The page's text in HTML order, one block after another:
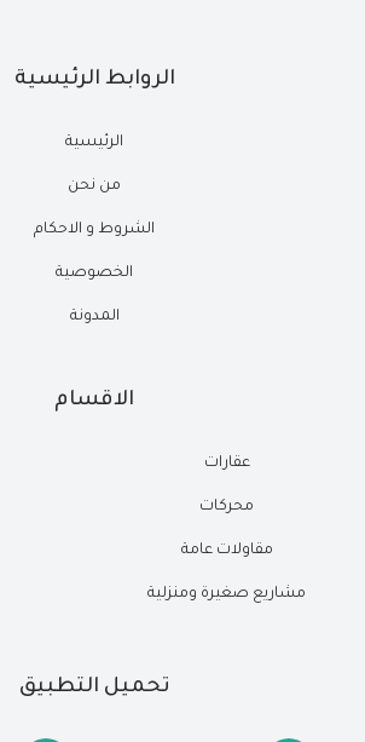
الروابط الرئيسية
الرئيسية
من نحن
الشروط و الاحكام
الخصوصية
المدونة
الاقسام
عقارات
محركات
مقاولات عامة
مشاريع صغيرة ومنزلية
تحميل التطبيق